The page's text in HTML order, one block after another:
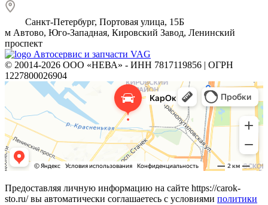
Санкт-Петербург, Портовая улица, 15Б
м Автово, Юго-Западная, Кировский Завод, Ленинский
проспект
Автосервис и запчасти VAG
© 20014-2026 ООО «НЕВА» - ИНН 7817119856 | ОГРН
1227800026904
Предоставляя личную информацию на сайте https://carok-
sto.ru/ вы автоматически соглашаетесь с условиями политики